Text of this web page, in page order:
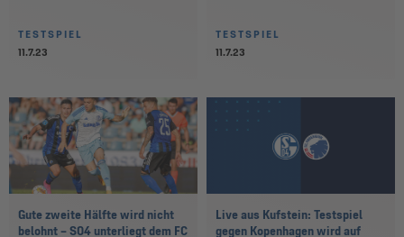
TESTSPIEL
11.7.23
TESTSPIEL
11.7.23
Gute zweite Hälfte wird nicht
belohnt – S04 unterliegt dem FC
Live aus Kufstein: Testspiel
gegen Kopenhagen wird auf